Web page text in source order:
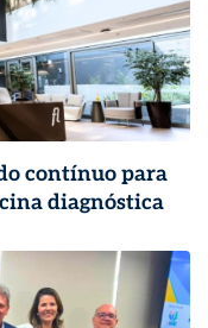
contínuo para
diagnóstica